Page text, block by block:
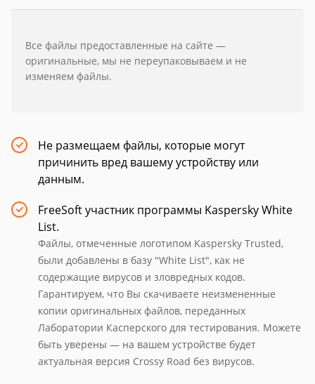
Все файлы предоставленные на сайте —
оригинальные, мы не переупаковываем и не
изменяем файлы.
Не размещаем файлы, которые могут
причинить вред вашему устройству или
данным.
FreeSoft участник программы Kaspersky White
List.
Файлы, отмеченные логотипом Kaspersky Trusted,
были добавлены в базу "White List", как не
содержащие вирусов и зловредных кодов.
Гарантируем, что Вы скачиваете неизмененные
копии оригинальных файлов, переданных
Лаборатории Касперского для тестирования. Можете
быть уверены — на вашем устройстве будет
актуальная версия Crossy Road без вирусов.